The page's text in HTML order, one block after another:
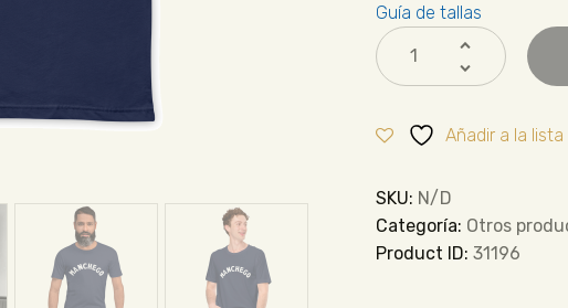
Guía de tallas
Añadir a la
SKU: N/D
Categoría: Otros
Product ID: 31196